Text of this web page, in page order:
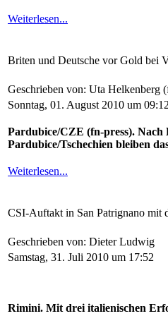
Weiterlesen...
Briten und Deutsche vor Gold bei
Geschrieben von: Uta Helkenberg
Sonntag, 01. August 2010 um 09:12
Pardubice/CZE (fn-press). Nach
Pardubice/Tschechien bleiben
Weiterlesen...
CSI-Auftakt in San Patrignano mit
Geschrieben von: Dieter Ludwig
Samstag, 31. Juli 2010 um 17:52
Rimini. Mit drei italienischen